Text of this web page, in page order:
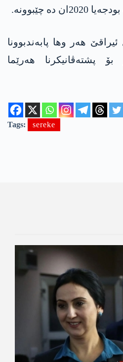
ده‌ چێبوونه‌.
ھەر وھا پابەندبوونا
پشتەڤانیکرنا ھەرێما
Tags: sereke